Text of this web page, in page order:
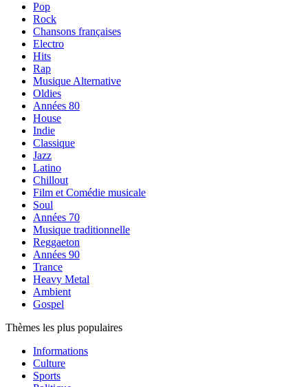
Pop
Rock
Chansons françaises
Electro
Hits
Rap
Musique Alternative
Oldies
Années 80
House
Indie
Classique
Jazz
Latino
Chillout
Film et Comédie musicale
Soul
Années 70
Musique traditionnelle
Reggaeton
Années 90
Trance
Heavy Metal
Ambient
Gospel
Thèmes les plus populaires
Informations
Culture
Sports